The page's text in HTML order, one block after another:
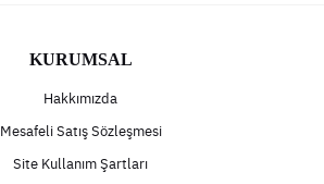
KURUMSAL
Hakkımızda
Mesafeli Satış Sözleşmesi
Site Kullanım Şartları